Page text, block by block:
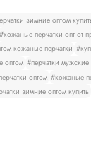
зимние оптом
#кожаные перчатки опт от
кожаные перчатки
оптом #перчатки мужские
оптом #кожаные
зимние оптом купить